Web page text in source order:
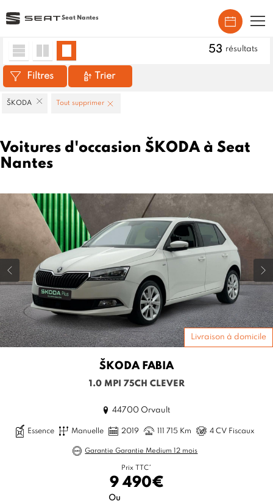
Seat Nantes
Véhicules d'occasion
ŠKODA Tout supprimer
Filtres Trier
53 résultats
Voitures d'occasion ŠKODA à Seat
Nantes
Livraison à domicile
ŠKODA FABIA
1.0 MPI 75CH CLEVER
44700 Orvault
Essence Manuelle 2019 111 715 Km 4 CV Fiscaux
Garantie Garantie Medium 12 mois
Prix TTC*
9 490€
Ou